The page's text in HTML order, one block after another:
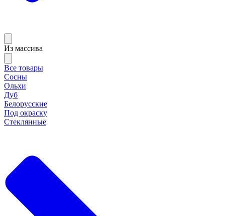
Из массива
Все товары
Сосны
Ольхи
Дуб
Белорусские
Под окраску
Стеклянные